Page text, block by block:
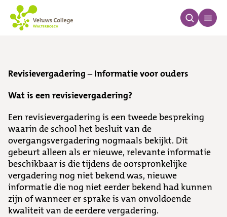
Revisievergaderingen
Revisievergadering – Informatie voor ouders
Wat is een revisievergadering?
Een revisievergadering is een tweede bespreking
waarin de school het besluit van de
overgangsvergadering nogmaals bekijkt. Dit
gebeurt alleen als er nieuwe, relevante informatie
beschikbaar is die tijdens de oorspronkelijke
vergadering nog niet bekend was, nieuwe
informatie die nog niet eerder bekend had kunnen
zijn of wanneer er sprake is van onvoldoende
kwaliteit van de eerdere vergadering.